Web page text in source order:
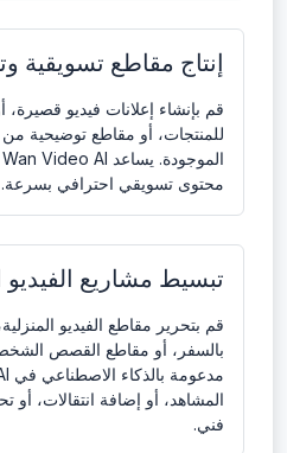
إنتاج مقاطع تسويقية
قم بإنشاء إعلانات فيديو قصيرة،
للمنتجات، أو مقاطع توضيحية من
محتوى تسويقي احترافي بسرعة.
تبسيط مشاريع
قم بتحرير مقاطع الفيديو
بالسفر، أو مقاطع القصص
المشاهد، أو إضافة انتقالات،
فني.